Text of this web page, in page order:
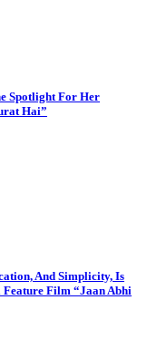
Spotlight For Her
Hai”
And Simplicity, Is
Film “Jaan Abhi